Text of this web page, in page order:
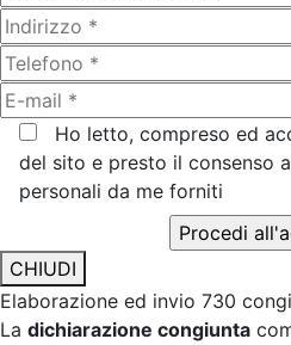
Ho letto, compreso ed
del sito e presto il consenso
personali da me forniti
CHIUDI
Elaborazione ed invio 730
La dichiarazione congiunta